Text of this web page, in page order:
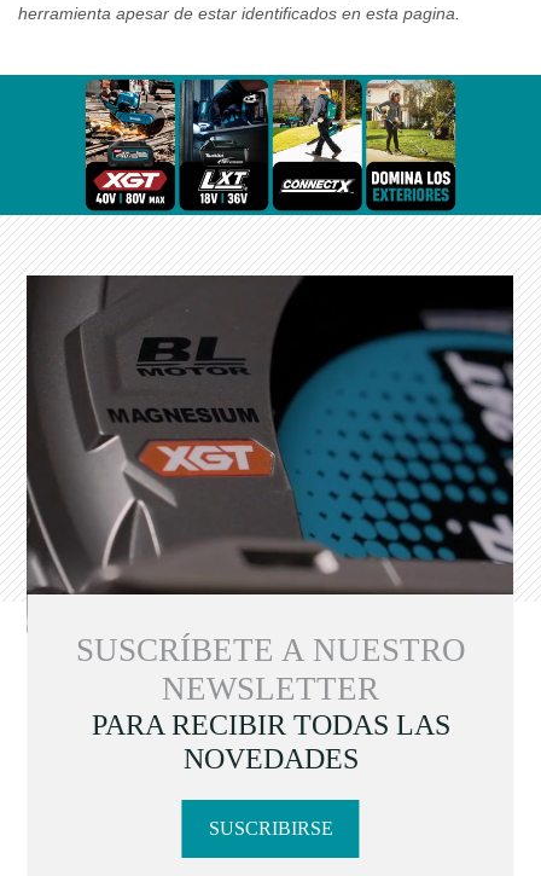
herramienta apesar de estar identificados en esta pagina.
SUSCRÍBETE A NUESTRO
NEWSLETTER
PARA RECIBIR TODAS LAS
NOVEDADES
SUSCRIBIRSE